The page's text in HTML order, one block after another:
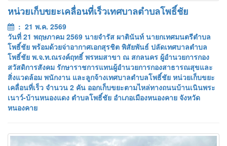
หน่วยเก็บขยะเคลื่อนที่เร็วเทศบาลตำบลโพธิ์ชัย
: 21 พ.ค. 2569
วันที่ 21 พฤษภาคม 2569 นายจำรัส ผาตินันท์ นายกเทศมนตรีตำบล
โพธิ์ชัย พร้อมด้วยจ่าอากาศเอกสุรชิต พิสัยพันธ์ ปลัดเทศบาลตำบล
โพธิ์ชัย พ.จ.ท.ณรงค์ฤทธิ์ พรหมสาขา ณ สกลนคร ผู้อำนวยการกอง
สวัสดิการสังคม รักษาราชการแทนผู้อำนวยการกองสาธารณสุขและ
สิ่งแวดล้อม พนักงาน และลูกจ้างเทศบาลตำบลโพธิ์ชัย หน่วยเก็บขยะ
เคลื่อนที่เร็ว จำนวน 2 คัน ออกเก็บขยะตามไหล่ทางถนนบ้านเนินพระ
เนาว์-บ้านหนองแดง ตำบลโพธิ์ชัย อำเภอเมืองหนองคาย จังหวัด
หนองคาย